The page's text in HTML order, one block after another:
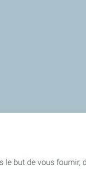
but de vous fournir,